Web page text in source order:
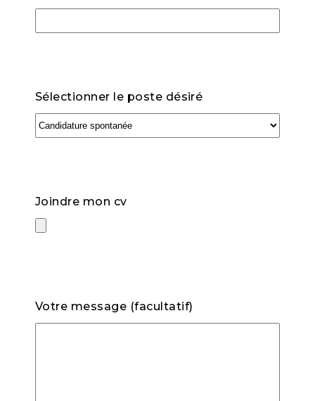
Sélectionner le poste désiré
Joindre mon cv
Votre message (facultatif)